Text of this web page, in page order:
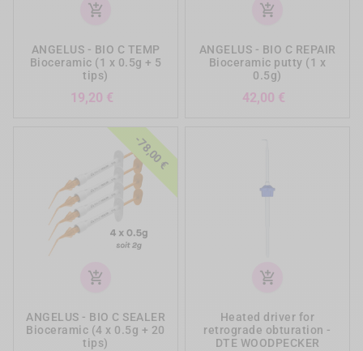
add_shopping_cart
ANGELUS - BIO C TEMP
Bioceramic (1 x 0.5g + 5
tips)
19,20 €
add_shopping_cart
ANGELUS - BIO C REPAIR
Bioceramic putty (1 x
0.5g)
42,00 €
add_shopping_cart
-78,00 €
ANGELUS - BIO C SEALER
Bioceramic (4 x 0.5g + 20
tips)
add_shopping_cart
Heated driver for
retrograde obturation -
DTE WOODPECKER